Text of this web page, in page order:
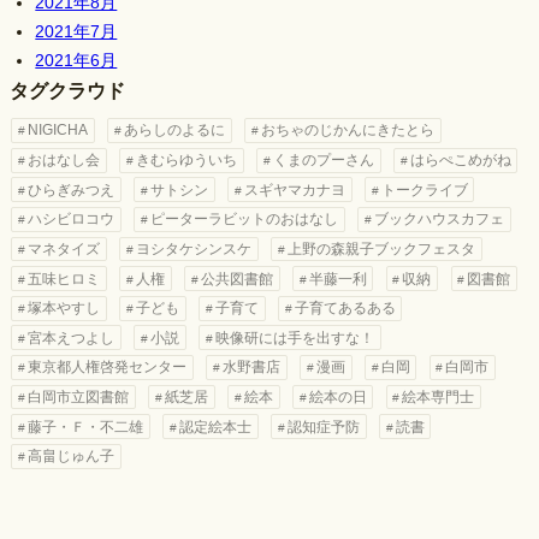
2021年7月
2021年6月
タグクラウド
NIGICHA あらしのよるに
おちゃのじかんにきたとら
おはなし会
きむらゆういち くまのプーさん
はらぺこめがね
ひらぎみつえ
サトシン スギヤマカナヨ
トークライブ
ハシビロコウ
ピーターラビットのおはなし
ブックハウスカフェ
マネタイズ
ヨシタケシンスケ
上野の森親子ブックフェスタ
五味ヒロミ
人権 公共図書館 半藤一利 収納
図書館
塚本やすし
子ども 子育て
子育てあるある
宮本えつよし
小説
映像研には手を出すな！
東京都人権啓発センター
水野書店 漫画 白岡
白岡市
白岡市立図書館
紙芝居 絵本 絵本の日
絵本専門士
藤子・Ｆ・不二雄
認定絵本士 認知症予防
読書
高畠じゅん子